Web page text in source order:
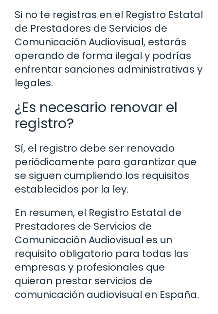
Si no te registras en el Registro Estatal
de Prestadores de Servicios de
Comunicación Audiovisual, estarás
operando de forma ilegal y podrías
enfrentar sanciones administrativas y
legales.
¿Es necesario renovar el
registro?
Sí, el registro debe ser renovado
periódicamente para garantizar que
se siguen cumpliendo los requisitos
establecidos por la ley.
En resumen, el Registro Estatal de
Prestadores de Servicios de
Comunicación Audiovisual es un
requisito obligatorio para todas las
empresas y profesionales que
quieran prestar servicios de
comunicación audiovisual en España.